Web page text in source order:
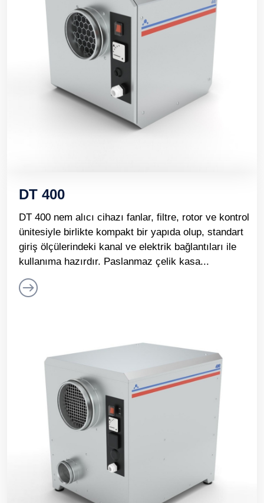
DT 400
DT 400 nem alıcı cihazı fanlar, filtre, rotor ve kontrol
ünitesiyle birlikte kompakt bir yapıda olup, standart
giriş ölçülerindeki kanal ve elektrik bağlantıları ile
kullanıma hazırdır. Paslanmaz çelik kasa...